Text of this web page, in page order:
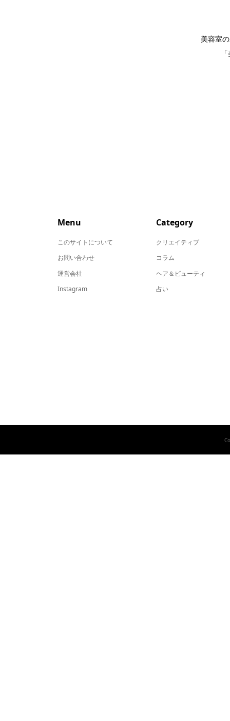
美容室
Menu
このサイトについて
お問い合わせ
運営会社
Instagram
Category
クリエイティブ
コラム
ヘア＆ビューティ
占い